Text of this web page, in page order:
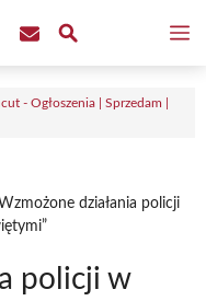
- Ogłoszenia | Sprzedam |
Wzmożone działania policji
policji w